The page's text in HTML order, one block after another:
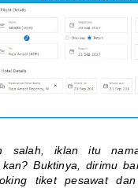
salah, iklan itu
kan? Buktinya, dirimu
tiket pesawat